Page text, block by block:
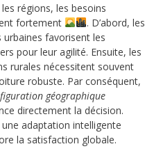
régions, les besoins
fortement
. D’abord, les
urbaines favorisent les
pour leur agilité. Ensuite, les
rurales nécessitent souvent
robuste. Par conséquent,
géographique
directement la décision.
une adaptation intelligente
la satisfaction globale.